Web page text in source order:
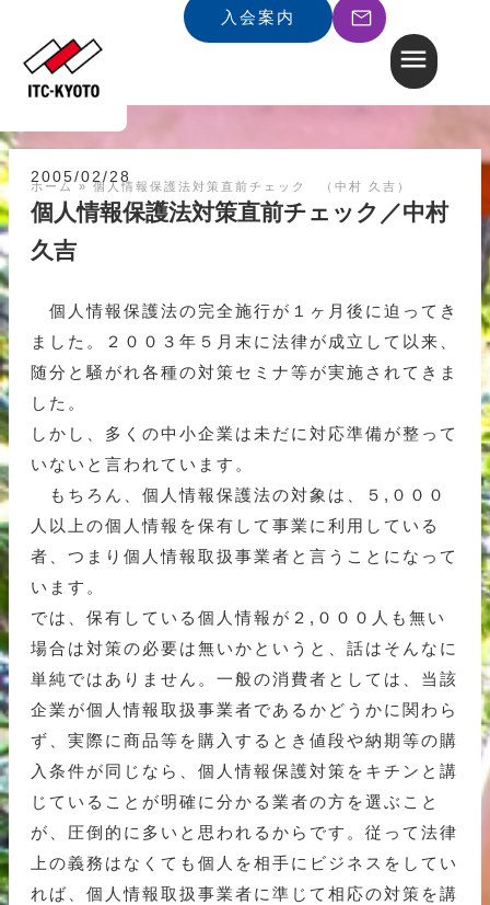
入会案内
ホーム »個人情報保護法対策直前チェック （中村 久吉）
2005/02/28
個人情報保護法対策直前チェック／中村
久吉
個人情報保護法の完全施行が１ヶ月後に迫ってき
ました。２００３年５月末に法律が成立して以来、
随分と騒がれ各種の対策セミナ等が実施されてきま
した。
しかし、多くの中小企業は未だに対応準備が整って
いないと言われています。
もちろん、個人情報保護法の対象は、５,０００
人以上の個人情報を保有して事業に利用している
者、つまり個人情報取扱事業者と言うことになって
います。
では、保有している個人情報が２,０００人も無い
場合は対策の必要は無いかというと、話はそんなに
単純ではありません。一般の消費者としては、当該
企業が個人情報取扱事業者であるかどうかに関わら
ず、実際に商品等を購入するとき値段や納期等の購
入条件が同じなら、個人情報保護対策をキチンと講
じていることが明確に分かる業者の方を選ぶこと
が、圧倒的に多いと思われるからです。従って法律
上の義務はなくても個人を相手にビジネスをしてい
れば、個人情報取扱事業者に準じて相応の対策を講